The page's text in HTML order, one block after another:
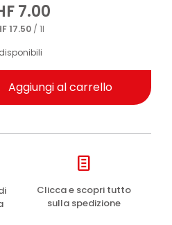
7.00
17.50 / 1l
Aggiungi al carrello
Clicca e scopri tutto
sulla spedizione